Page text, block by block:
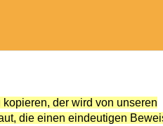
der wird von unseren
die einen eindeutigen